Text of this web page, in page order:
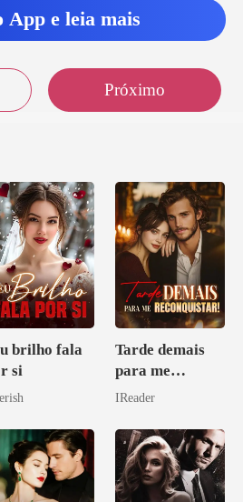
App e leia mais
Próximo
brilho fala
si
Tarde demais
para me
reconquistar!
IReader